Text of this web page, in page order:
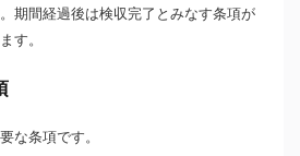
期間経過後は検収完了とみなす条項が
す。
な条項です。